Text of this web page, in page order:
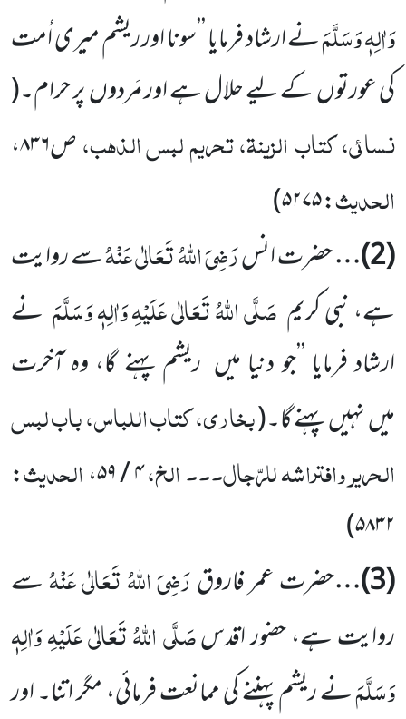
وَاٰلِہٖ وَسَلَّمَنے ارشاد فرمایا ’’سونا اور ریشم میری اُمت
کی عورتوںکے لیے حلال ہے اور مَردوںپر حرام۔(
نسائی، کتاب الزینۃ، تحریم لبس الذہب،ص۸۳۶،
الحدیث: ۵۲۷۵
)
(
2
)…حضرت انسرَضِیَ اللّٰہُ تَعَالٰی عَنْہُسے روایت
ہے، نبی کریمصَلَّی اللّٰہُ تَعَالٰی عَلَیْہِ وَاٰلِہٖ وَسَلَّمَ نے
ارشاد فرمایا ’’جو دنیا میں ریشم پہنے گا، وہ آخرت
میںنہیںپہنے گا۔(بخاری، کتاب اللباس، باب لبس
الحریر وافتراشہ للرّجال۔۔۔ الخ،۴ / ۵۹، الحدیث:
۵۸۳۲)
(
3
)…حضرت عمر فاروقرَضِیَ اللّٰہُ تَعَالٰی عَنْہُسے
روایت ہے، حضور اقدسصَلَّی اللّٰہُ تَعَالٰی عَلَیْہِ وَاٰلِہٖ
وَسَلَّمَنے ریشم پہننے کی ممانعتفرمائی، مگر اتنا۔ اور